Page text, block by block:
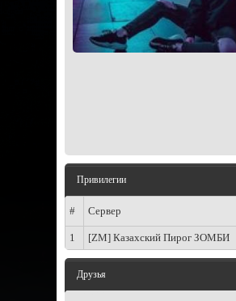
Привилегии
# Сервер
1 [ZM] Казахский Пирог ЗОМБИ
Друзья